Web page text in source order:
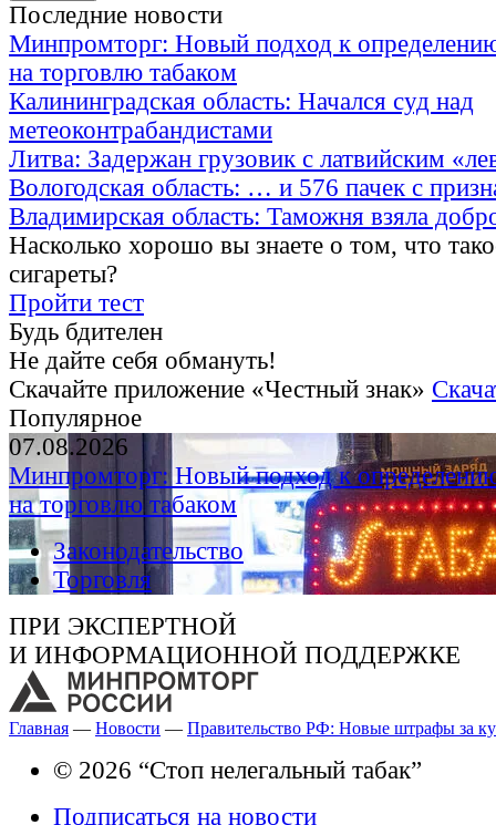
Последние новости
Минпромторг: Новый подход к
на торговлю табаком
Калининградская область: Начался суд над
метеоконтрабандистами
Литва: Задержан грузовик с латвийским
Вологодская область: … и 576 пачек с
Владимирская область: Таможня взяла
Насколько хорошо вы знаете о том, что
сигареты?
Пройти тест
Будь бдителен
Не дайте себя обмануть!
Скачайте приложение «Честный знак»
Популярное
07.08.2026
Минпромторг: Новый подход к
на торговлю табаком
Законодательство
Торговля
ПРИ ЭКСПЕРТНОЙ
И ИНФОРМАЦИОННОЙ ПОДДЕРЖКЕ
Главная — Новости — Правительство РФ: Новые штрафы за
© 2026 “Стоп нелегальный табак”
Подписаться на новости